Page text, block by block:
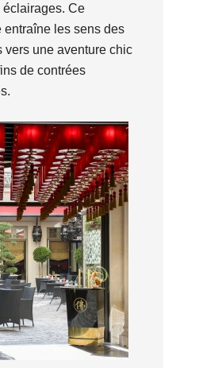
éclairages. Ce
entraîne les sens des
vers une aventure chic
de contrées